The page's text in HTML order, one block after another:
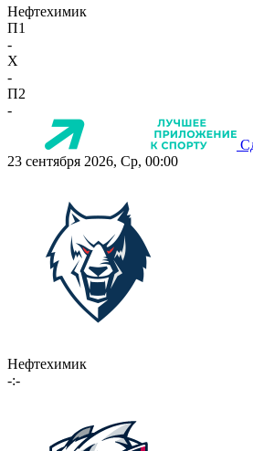
Нефтехимик
П1
-
X
-
П2
-
23 сентября 2026, Ср, 00:00
Нефтехимик
-:-